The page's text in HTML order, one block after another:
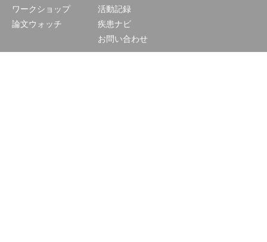
ワークショップ
論文ウォッチ
活動記録
疾患ナビ
お問い合わせ